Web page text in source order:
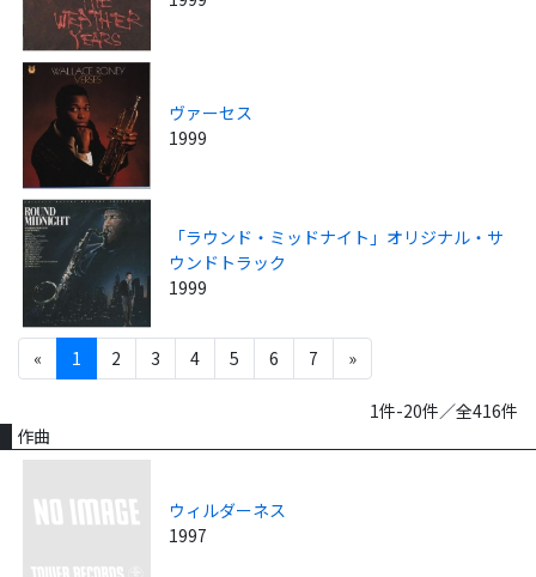
ヴァーセス
1999
「ラウンド・ミッドナイト」オリジナル・サ
ウンドトラック
1999
« 1 2 3 4 5 6 7 »
1件-20件／全416件
作曲
ウィルダーネス
1997